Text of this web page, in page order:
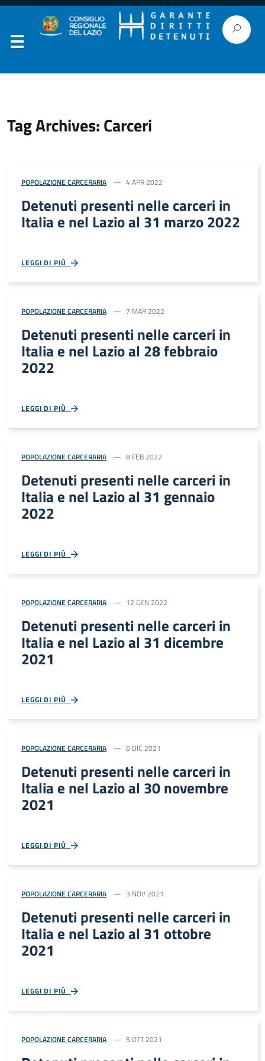
Tag Archives: Carceri
POPOLAZIONE CARCERARIA 4 APR 2022
Detenuti presenti nelle carceri in
Italia e nel Lazio al 31 marzo 2022
LEGGI DI PIÙ
POPOLAZIONE CARCERARIA 7 MAR 2022
Detenuti presenti nelle carceri in
Italia e nel Lazio al 28 febbraio
2022
LEGGI DI PIÙ
POPOLAZIONE CARCERARIA 8 FEB 2022
Detenuti presenti nelle carceri in
Italia e nel Lazio al 31 gennaio
2022
LEGGI DI PIÙ
POPOLAZIONE CARCERARIA 12 GEN 2022
Detenuti presenti nelle carceri in
Italia e nel Lazio al 31 dicembre
2021
LEGGI DI PIÙ
POPOLAZIONE CARCERARIA 6 DIC 2021
Detenuti presenti nelle carceri in
Italia e nel Lazio al 30 novembre
2021
LEGGI DI PIÙ
POPOLAZIONE CARCERARIA 3 NOV 2021
Detenuti presenti nelle carceri in
Italia e nel Lazio al 31 ottobre
2021
LEGGI DI PIÙ
POPOLAZIONE CARCERARIA 5 OTT 2021